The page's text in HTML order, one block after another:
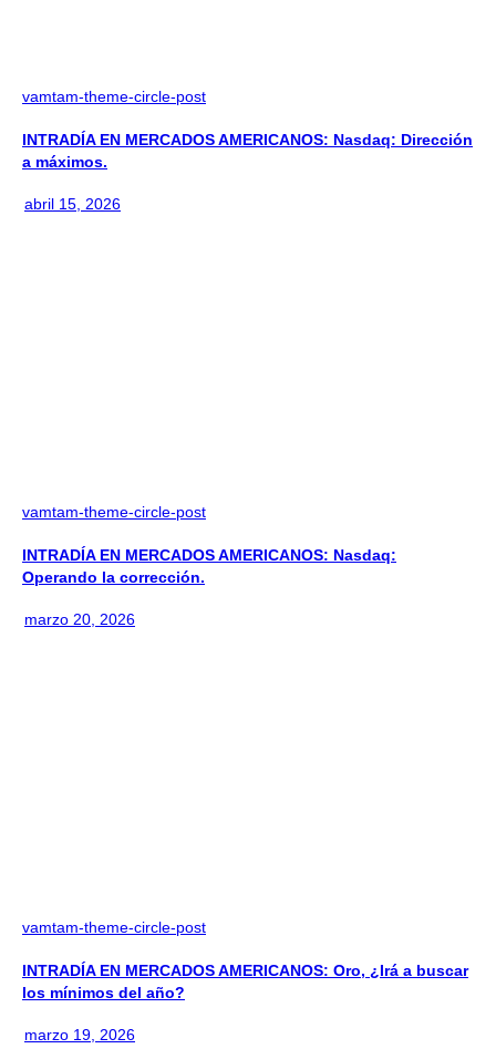
vamtam-theme-circle-post
INTRADÍA EN MERCADOS AMERICANOS: Nasdaq: Dirección
a máximos.
abril 15, 2026
vamtam-theme-circle-post
INTRADÍA EN MERCADOS AMERICANOS: Nasdaq:
Operando la corrección.
marzo 20, 2026
vamtam-theme-circle-post
INTRADÍA EN MERCADOS AMERICANOS: Oro, ¿Irá a buscar
los mínimos del año?
marzo 19, 2026